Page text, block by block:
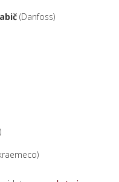
(Danfoss)